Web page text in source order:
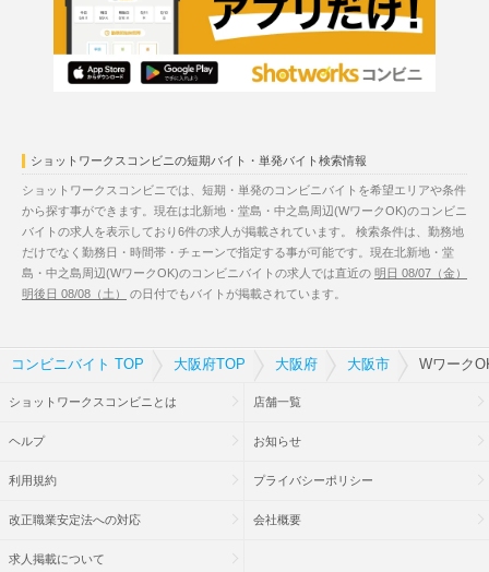
ショットワークスコンビニの短期バイト・単発バイト検索情報
ショットワークスコンビニでは、短期・単発のコンビニバイトを希望エリアや条件
から探す事ができます。現在は北新地・堂島・中之島周辺(WワークOK)のコンビニ
バイトの求人を表示しており6件の求人が掲載されています。 検索条件は、勤務地
だけでなく勤務日・時間帯・チェーンで指定する事が可能です。現在北新地・堂
島・中之島周辺(WワークOK)のコンビニバイトの求人では直近の 明日 08/07（金）
明後日 08/08（土）
の日付でもバイトが掲載されています。
コンビニバイト TOP 大阪府TOP 大阪府 大阪市 Wワーク
ショットワークスコンビニとは 店舗一覧
ヘルプ お知らせ
利用規約 プライバシーポリシー
改正職業安定法への対応 会社概要
求人掲載について